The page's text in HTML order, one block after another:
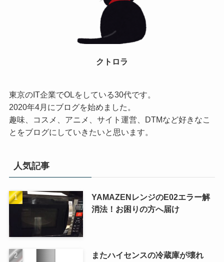
クトロラ
東京のIT企業でOLをしている30代です。
2020年4月にブログを始めました。
趣味、コスメ、アニメ、サイト運営、DTMなど好きなこ
とをブログにしていきたいと思います。
人気記事
YAMAZENレンジのE02エラー解
消法！お困りの方へ届け
またハイセンスの冷蔵庫が壊れ